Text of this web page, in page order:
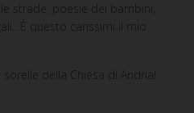
strade, poesie dei bambini,
questo carissimi il mio
della Chiesa di Andria!